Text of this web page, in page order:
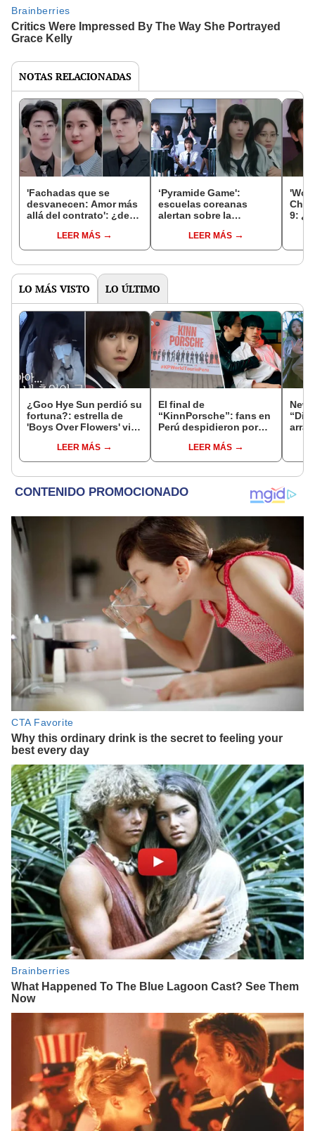
NOTAS RELACIONADAS
'Fachadas que se
desvanecen: Amor más
allá del contrato': ¿de
serie china viral?
LEER MÁS
‘Pyramide Game':
escuelas coreanas
alertan sobre la
los estudiantes
LEER MÁS
Cha
9:
LO MÁS VISTO LO ÚLTIMO
¿Goo Hye Sun perdió su
fortuna?: estrella de
'Boys Over Flowers' vive
LEER MÁS
El final de
“KinnPorsche”: fans en
Perú despidieron por
LEER MÁS